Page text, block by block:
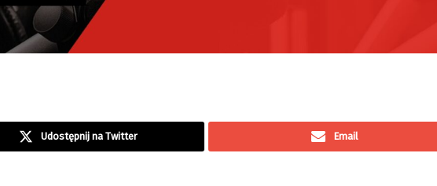
Udostępnij na Twitter Email